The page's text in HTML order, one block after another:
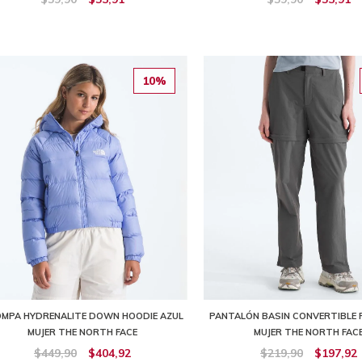
10%
HYDRENALITE DOWN HOODIE AZUL
MUJER THE NORTH FACE
$449,90 $404,92
PANTALÓN BASIN CONVERTIBLE
MUJER THE NORTH
$219,90 $197,92